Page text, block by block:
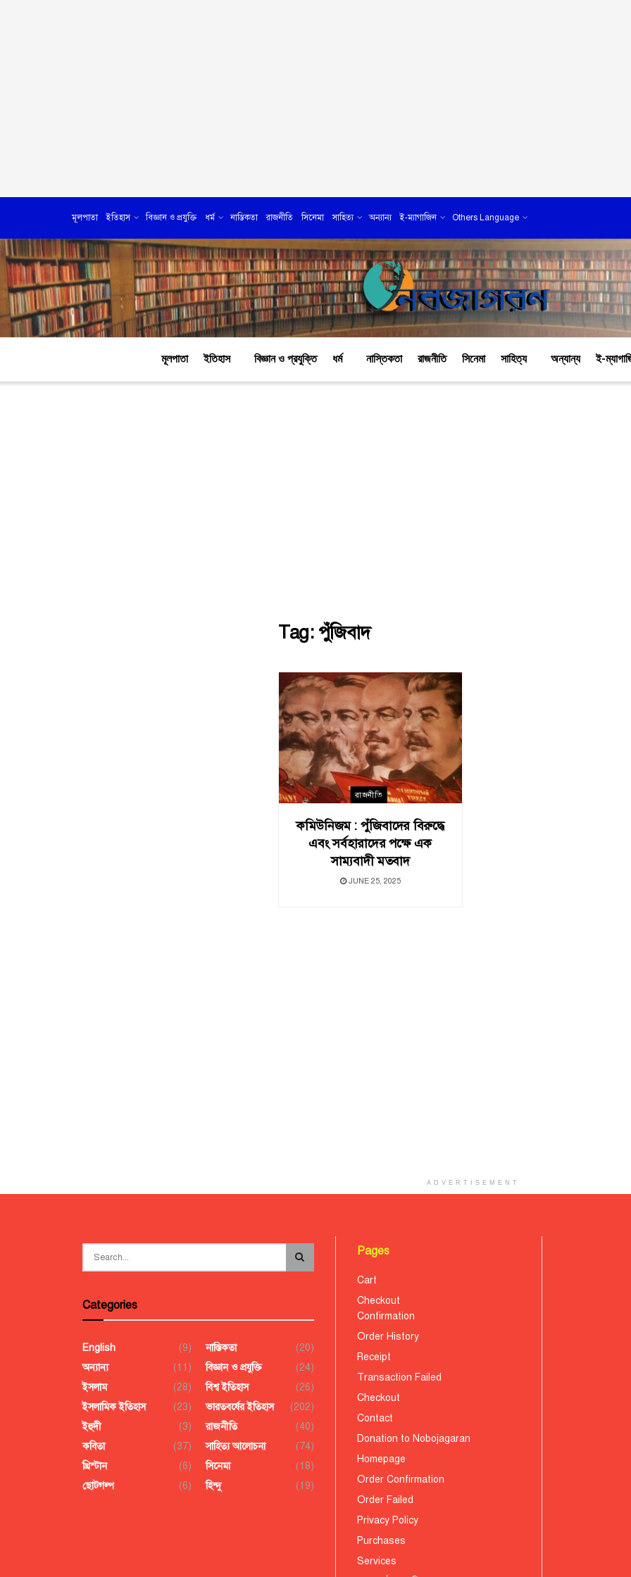
মূলপাতা ইতিহাস বিজ্ঞান ও প্রযুক্তি ধর্ম নাস্তিকতা রাজনীতি সিনেমা সাহিত্য অন্যান্য ই-ম্যাগাজিন Others Language
মূলপাতা ইতিহাস বিজ্ঞান ও প্রযুক্তি ধর্ম নাস্তিকতা রাজনীতি সিনেমা সাহিত্য অন্যান্য ই-
Tag:পুঁজিবাদ
রাজনীতি
কমিউনিজম : পুঁজিবাদের বিরুদ্ধে
এবং সর্বহারাদের পক্ষে এক
সাম্যবাদী মতবাদ
JUNE 25, 2025
ADVERTISEMENT
Categories
English
(9)
অন্যান্য
(11)
ইসলাম
(28)
ইসলামিক ইতিহাস
(23)
ইহুদী
(3)
কবিতা
(37)
খ্রিস্টান
(6)
ছোটগল্প
(6)
নাস্তিকতা
(20)
বিজ্ঞান ও প্রযুক্তি
(24)
বিশ্ব ইতিহাস
(26)
ভারতবর্ষের ইতিহাস
(202)
রাজনীতি
(40)
সাহিত্য আলোচনা
(74)
সিনেমা
(18)
হিন্দু
(19)
Pages
Cart
Checkout
Confirmation
Order History
Receipt
Transaction Failed
Checkout
Contact
Donation to Nobojagaran
Homepage
Order Confirmation
Order Failed
Privacy Policy
Purchases
Services